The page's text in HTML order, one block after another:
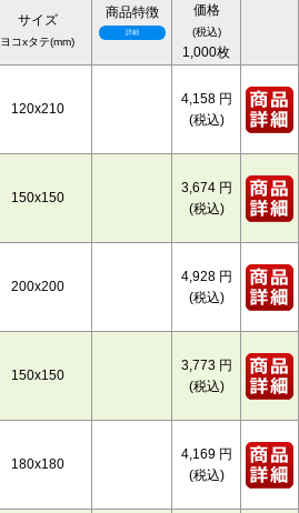
サイズ
ヨコxタテ(mm)
商品特徴 価格
(税込)
1,000枚
120x210
4,158 円
(税込)
150x150
3,674 円
(税込)
200x200
4,928 円
(税込)
150x150
3,773 円
(税込)
180x180
4,169 円
(税込)